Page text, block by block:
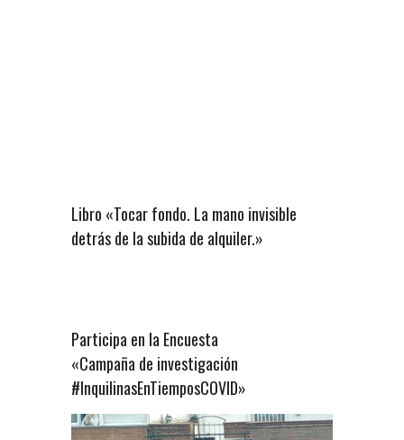
Libro «Tocar fondo. La mano invisible
detrás de la subida de alquiler.»
Participa en la Encuesta
«Campaña de investigación
#InquilinasEnTiemposCOVID»